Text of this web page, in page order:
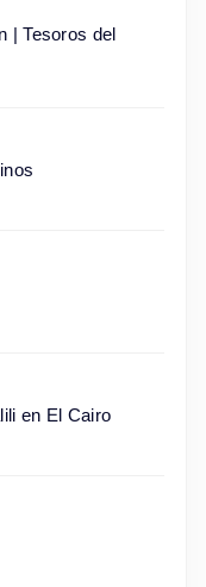
| Tesoros del
en El Cairo